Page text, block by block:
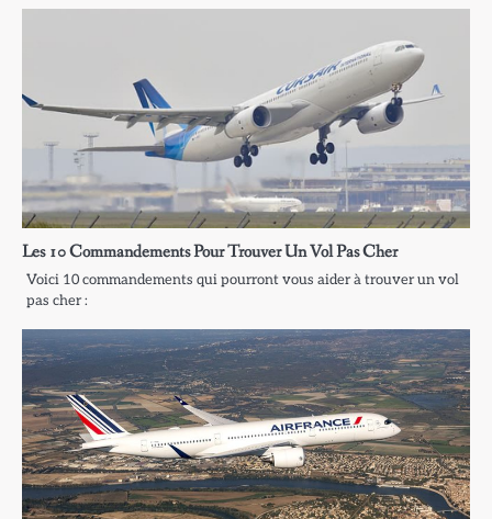
Les 10 Commandements Pour Trouver Un Vol Pas Cher
Voici 10 commandements qui pourront vous aider à trouver un vol
pas cher :